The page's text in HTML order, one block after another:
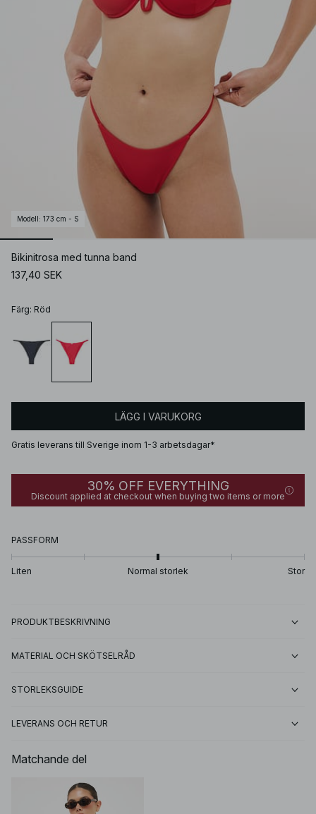
Modell : 173 cm - S
Bikinitrosa med tunna band
137,40 SEK
Färg: Röd
LÄGG I VARUKORG
Gratis leverans till Sverige inom 1-3 arbetsdagar*
30% OFF EVERYTHING
Discount applied at checkout when buying two items or more
PASSFORM
Liten Normal storlek Stor
PRODUKTBESKRIVNING
MATERIAL OCH SKÖTSELRÅD
STORLEKSGUIDE
LEVERANS OCH RETUR
Matchande del